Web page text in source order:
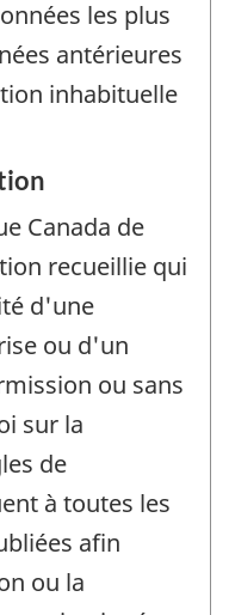
les plus
antérieures
inhabituelle
Canada de
recueillie qui
d'une
ou d'un
ou sans
sur la
de
à toutes les
afin
ou la